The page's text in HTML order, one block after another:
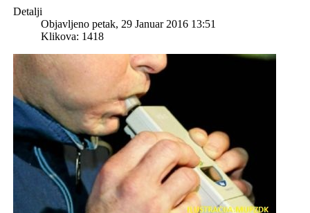
Detalji
Objavljeno petak, 29 Januar 2016 13:51
Klikova: 1418